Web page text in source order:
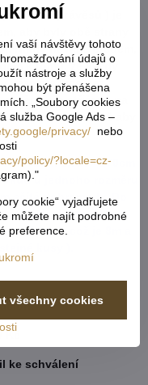
látek ( závěsů ) je
Nikdy nevíme předem,
k tomu, že každý
vezměte více než
Je střižená na
o něco více, než aby
cca 5-6cm.
( např. 1,7m = 170cm
u jednoho rozměru
sčítá dohromady. Do
jak chtete danou
záclony což je 8m a
Kč
ke schválení
vaší návštěvy tohoto
údajů o
nástroje a služby
být přenášena
„Soubory cookies
služba Google Ads –
privacy/ nebo
policy/?locale=cz-
cookie“ vyjadřujete
můžete najít podrobné
preference.
všechny cookies